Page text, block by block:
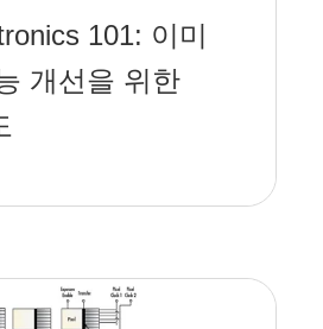
101: 이미
개선을 위한